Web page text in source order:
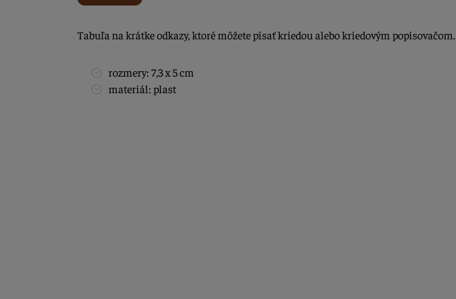
Tabuľa na krátke odkazy, ktoré môžete písať kriedou alebo kriedovým popisovačom.
rozmery: 7,3 x 5 cm
materiál: plast